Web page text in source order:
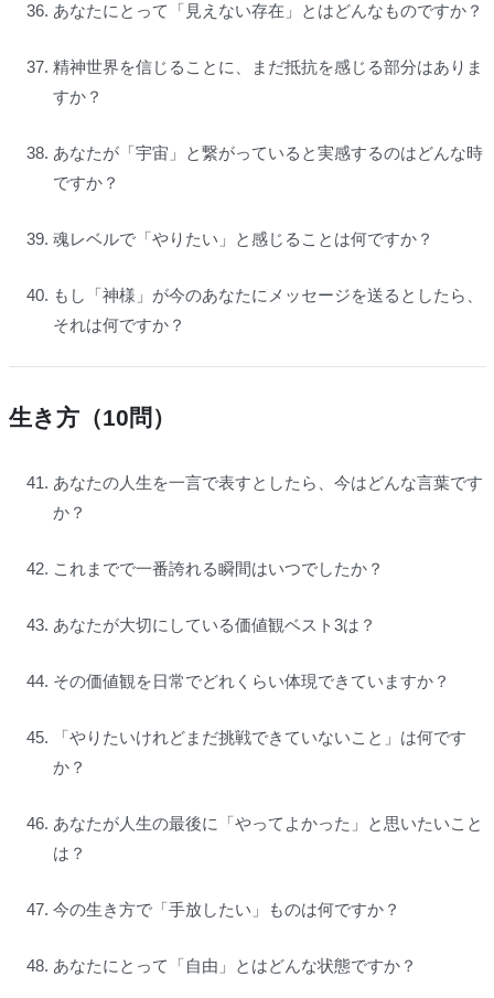
あなたにとって「見えない存在」とはどんなものですか？
精神世界を信じることに、まだ抵抗を感じる部分はありま
すか？
あなたが「宇宙」と繋がっていると実感するのはどんな時
ですか？
魂レベルで「やりたい」と感じることは何ですか？
もし「神様」が今のあなたにメッセージを送るとしたら、
それは何ですか？
生き方（10問）
あなたの人生を一言で表すとしたら、今はどんな言葉です
か？
これまでで一番誇れる瞬間はいつでしたか？
あなたが大切にしている価値観ベスト3は？
その価値観を日常でどれくらい体現できていますか？
「やりたいけれどまだ挑戦できていないこと」は何です
か？
あなたが人生の最後に「やってよかった」と思いたいこと
は？
今の生き方で「手放したい」ものは何ですか？
あなたにとって「自由」とはどんな状態ですか？